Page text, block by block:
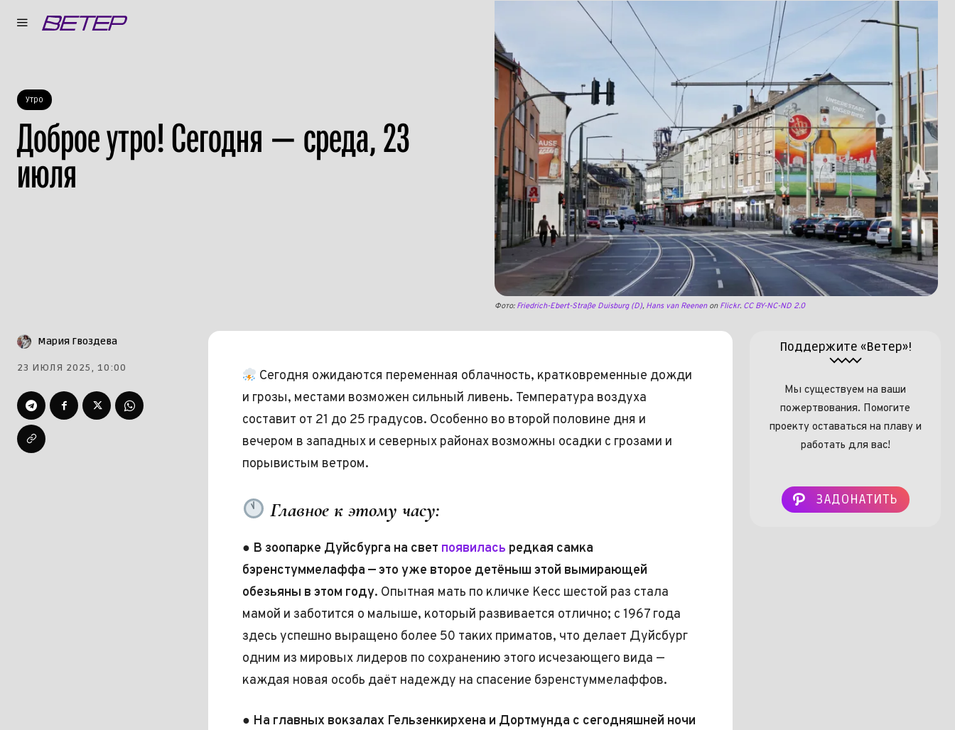
Утро
Доброе утро! Сегодня — среда, 23
июля
Фото: Friedrich-Ebert-Straße Duisburg (D), Hans van Reenenon Flickr. CC BY-NC-ND 2.0
Мария Гвоздева
23 ИЮЛЯ 2025, 10:00
Сегодня ожидаются переменная облачность, кратковременные дожди
и грозы, местами возможен сильный ливень. Температура воздуха
составит от 21 до 25 градусов. Особенно во второй половине дня и
вечером в западных и северных районах возможны осадки с грозами и
порывистым ветром.
Главное к этому часу:
● В зоопарке Дуйсбурга на свет появилась редкая самка
бэренстуммелаффа — это уже второе детёныш этой вымирающей
обезьяны в этом году. Опытная мать по кличке Кесс шестой раз стала
мамой и заботится о малыше, который развивается отлично; с 1967 года
здесь успешно выращено более 50 таких приматов, что делает Дуйсбург
одним из мировых лидеров по сохранению этого исчезающего вида —
каждая новая особь даёт надежду на спасение бэренстуммелаффов.
● На главных вокзалах Гельзенкирхена и Дортмунда с сегодняшней ночи
Поддержите «Ветер»!
Мы существуем на ваши
пожертвования. Помогите
проекту оставаться на плаву и
работать для вас!
ЗАДОНАТИТЬ